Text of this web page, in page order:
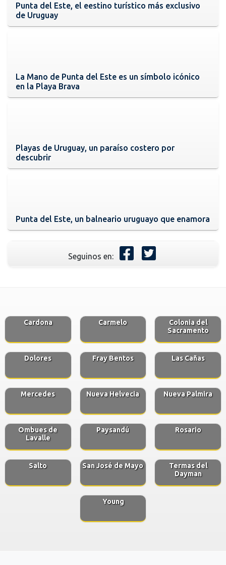
Punta del Este, el eestino turístico más exclusivo
de Uruguay
La Mano de Punta del Este es un símbolo icónico
en la Playa Brava
Playas de Uruguay, un paraíso costero por
descubrir
Punta del Este, un balneario uruguayo que enamora
Seguinos en:
Cardona Carmelo
Colonia del
Sacramento
Dolores Fray Bentos Las Cañas
Mercedes Nueva Helvecia Nueva Palmira
Ombues de
Lavalle
Paysandú Rosario
Salto San José de Mayo
Termas del
Dayman
Young